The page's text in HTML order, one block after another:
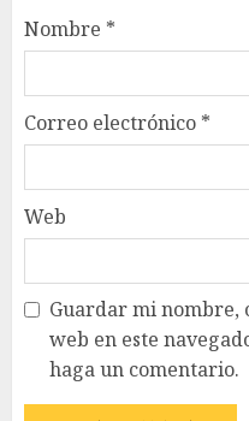
Nombre *
Correo electrónico *
Web
Guardar mi nombre,
web en este
haga un comentario.